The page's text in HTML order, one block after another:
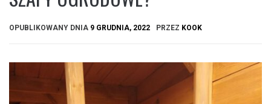
OPUBLIKOWANY DNIA 9 GRUDNIA, 2022 PRZEZ KOOK